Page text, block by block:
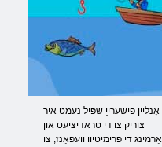
אָנליין פישערייַ שפּיל נעמט איר
צוריק צו די טראדיציעס און
אַרמינג די פּרימיטיוו וועפּאַנז, צו